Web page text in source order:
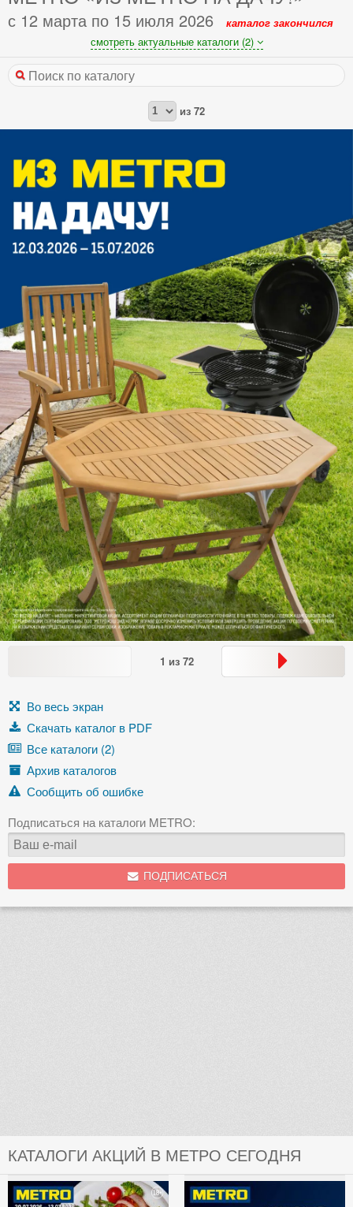
с 12 марта по 15 июля 2026
каталог закончился
смотреть актуальные каталоги (2)
из 72
1 из 72
Во весь экран
Скачать каталог в PDF
Все каталоги (2)
Архив каталогов
Сообщить об ошибке
Подписаться на каталоги METRO:
ПОДПИСАТЬСЯ
КАТАЛОГИ АКЦИЙ В МЕТРО СЕГОДНЯ